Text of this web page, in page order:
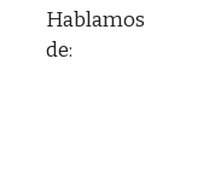
Hablamos
de: